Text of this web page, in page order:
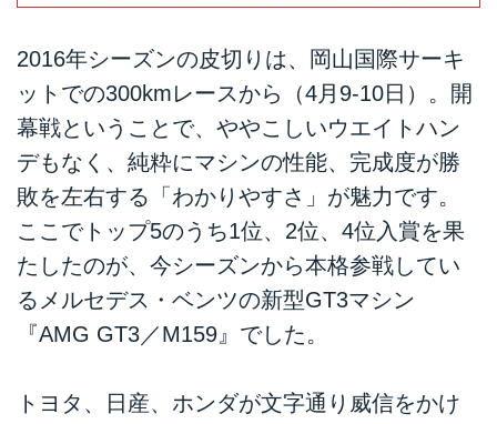
2016年シーズンの皮切りは、岡山国際サーキ
ットでの300kmレースから（4月9-10日）。開
幕戦ということで、ややこしいウエイトハン
デもなく、純粋にマシンの性能、完成度が勝
敗を左右する「わかりやすさ」が魅力です。
ここでトップ5のうち1位、2位、4位入賞を果
たしたのが、今シーズンから本格参戦してい
るメルセデス・ベンツの新型GT3マシン
『AMG GT3／M159』でした。
トヨタ、日産、ホンダが文字通り威信をかけ